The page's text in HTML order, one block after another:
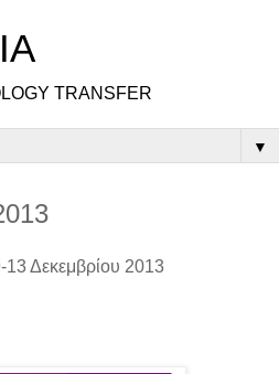
TRANSFER
▼
Δεκεμβρίου 2013